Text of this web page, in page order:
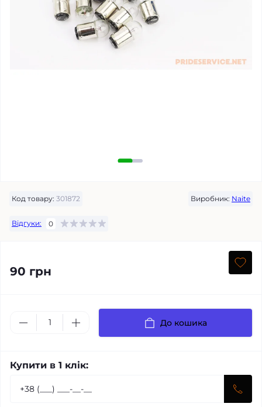
Код товару: 301872 Виробник: Naite
Відгуки: 0
90 грн
До кошика
Купити в 1 клік: